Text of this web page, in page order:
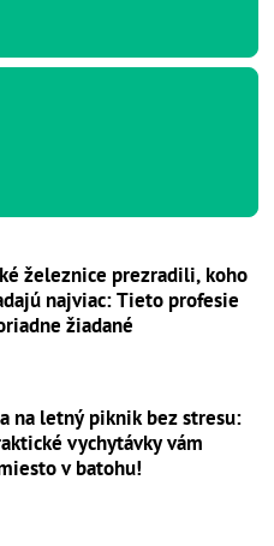
železnice prezradili, koho
najviac: Tieto profesie
žiadané
na letný piknik bez stresu:
vychytávky vám
v batohu!